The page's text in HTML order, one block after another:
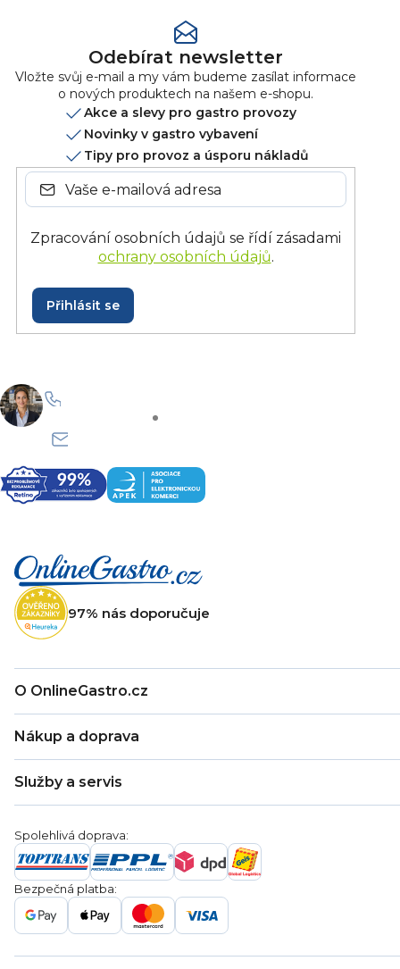
Odebírat newsletter
Vložte svůj e-mail a my vám budeme zasílat informace
o nových produktech na našem e-shopu.
Akce a slevy pro gastro provozy
Novinky v gastro vybavení
Tipy pro provoz a úsporu nákladů
Zpracování osobních údajů se řídí zásadami
ochrany osobních údajů.
Přihlásit se
97% nás doporučuje
O OnlineGastro.cz
Kontakty
Věrnostní program
Blog
Nákup a doprava
Záruka
Ochrana osobních údajů
Reklamační řády
Služby a servis
Servis a reklamace
Poptávka
Gastro projekty
Značky
Gastro velkoobchod
Spolehlivá doprava:
Bezpečná platba: